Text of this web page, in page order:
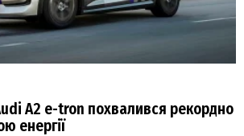
A2 e-tron похвалився рекордно
енергії